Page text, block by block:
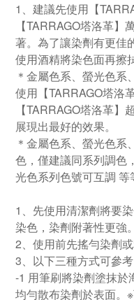
1、建議先使用【
【TARRAGO塔洛革
著。為了讓染劑有更佳
使用酒精將染色面再擦
＊金屬色系、螢光色
使用【TARRAGO塔洛
【TARRAGO塔洛革
展現出最好的效果。
＊金屬色系、螢光色系
色，僅建議同系列調色
光色系列色號可互調 等
1、先使用清潔劑將要
染色，染劑附著性更強。
2、使用前先搖勻染劑
3、以下三種方式可參
-1 用筆刷將染劑塗抹於
均勻散布染劑於表面。